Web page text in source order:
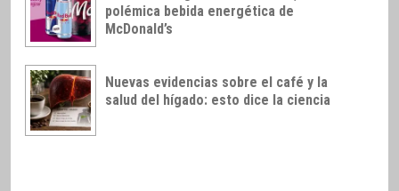
polémica bebida energética de
McDonald’s
Nuevas evidencias sobre el café y la
salud del hígado: esto dice la ciencia